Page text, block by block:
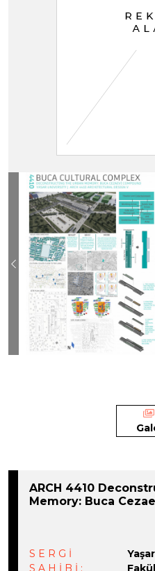
Previous
ARCH 4410
Memory: Buca
SERGİ
SAHİBİ: